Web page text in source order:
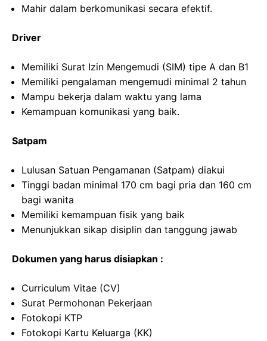
Mahir dalam berkomunikasi secara efektif.
Driver
Memiliki Surat Izin Mengemudi (SIM) tipe A dan B1
Memiliki pengalaman mengemudi minimal 2 tahun
Mampu bekerja dalam waktu yang lama
Kemampuan komunikasi yang baik.
Satpam
Lulusan Satuan Pengamanan (Satpam) diakui
Tinggi badan minimal 170 cm bagi pria dan 160 cm
bagi wanita
Memiliki kemampuan fisik yang baik
Menunjukkan sikap disiplin dan tanggung jawab
Dokumen yang harus disiapkan :
Curriculum Vitae (CV)
Surat Permohonan Pekerjaan
Fotokopi KTP
Fotokopi Kartu Keluarga (KK)